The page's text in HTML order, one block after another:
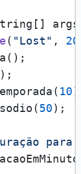
( "Lost" ,
);
10
50);